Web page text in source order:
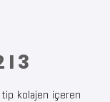
I 3
kolajen içeren